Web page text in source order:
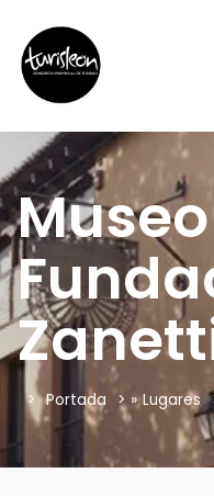
Museo
Portada » Lugares